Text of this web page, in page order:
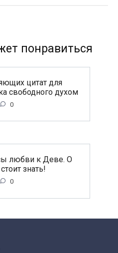
понравиться
цитат для
свободного духом
0
любви к Деве. О
знать!
0